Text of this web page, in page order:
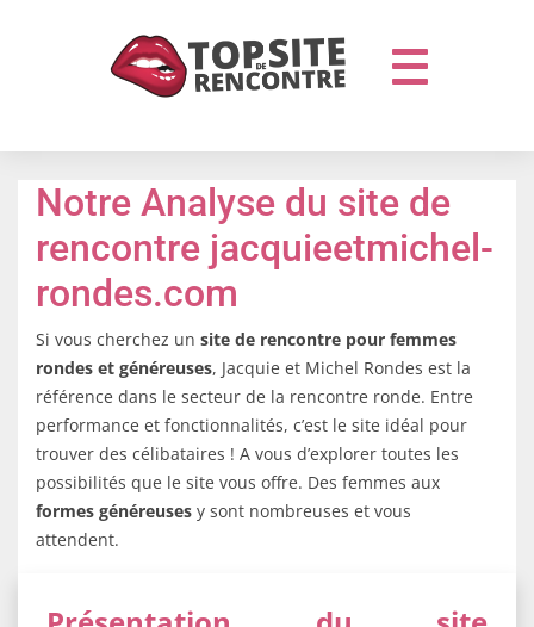
Notre Analyse du site de
rencontre jacquieetmichel-
rondes.com
Si vous cherchez un site de rencontre pour femmes
rondes et généreuses, Jacquie et Michel Rondes est la
référence dans le secteur de la rencontre ronde. Entre
performance et fonctionnalités, c’est le site idéal pour
trouver des célibataires ! A vous d’explorer toutes les
possibilités que le site vous offre. Des femmes aux
formes généreuses y sont nombreuses et vous
attendent.